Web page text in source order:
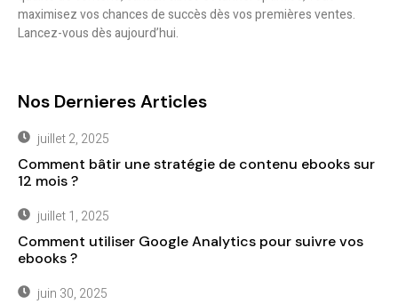
maximisez vos chances de succès dès vos premières ventes.
Lancez-vous dès aujourd’hui.
Nos Dernieres Articles
juillet 2, 2025
Comment bâtir une stratégie de contenu ebooks sur
12 mois ?
juillet 1, 2025
Comment utiliser Google Analytics pour suivre vos
ebooks ?
juin 30, 2025